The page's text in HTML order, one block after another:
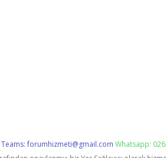
Teams:forumhizmeti@gmail.com Whatsapp: